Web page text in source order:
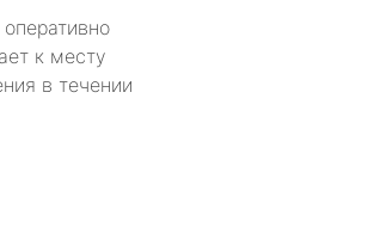
к месту
в течении